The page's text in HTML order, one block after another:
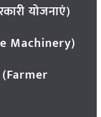
योजनाएं)
Machinery)
(Farmer